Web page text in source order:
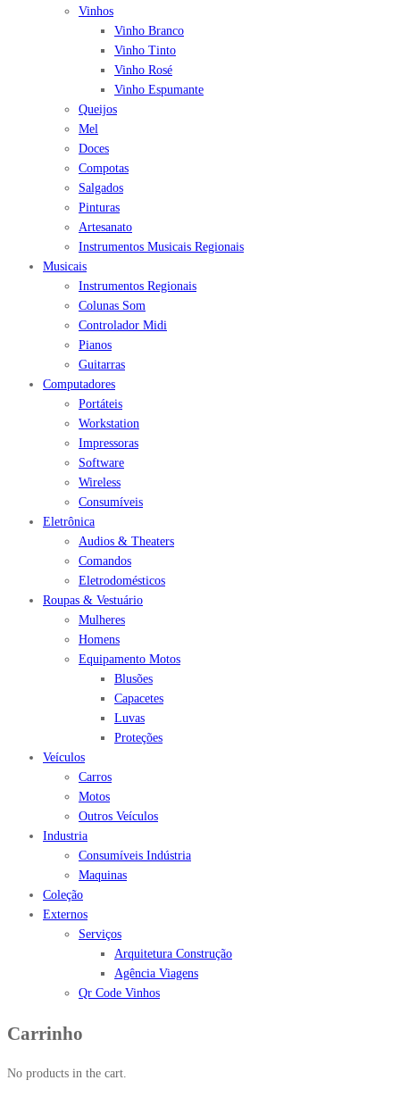
Vinhos
Vinho Branco
Vinho Tinto
Vinho Rosé
Vinho Espumante
Queijos
Mel
Doces
Compotas
Salgados
Pinturas
Artesanato
Instrumentos Musicais Regionais
Musicais
Instrumentos Regionais
Colunas Som
Controlador Midi
Pianos
Guitarras
Computadores
Portáteis
Workstation
Impressoras
Software
Wireless
Consumíveis
Eletrônica
Audios & Theaters
Comandos
Eletrodomésticos
Roupas & Vestuário
Mulheres
Homens
Equipamento Motos
Blusões
Capacetes
Luvas
Proteções
Veículos
Carros
Motos
Outros Veículos
Industria
Consumíveis Indústria
Maquinas
Coleção
Externos
Serviços
Arquitetura Construção
Agência Viagens
Qr Code Vinhos
Carrinho
No products in the cart.